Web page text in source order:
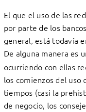
El que el uso de las
por parte de los
general, está todavía
De alguna manera es
ocurriendo con ellas
los comienzos del uso
tiempos (casi la
de negocio, los